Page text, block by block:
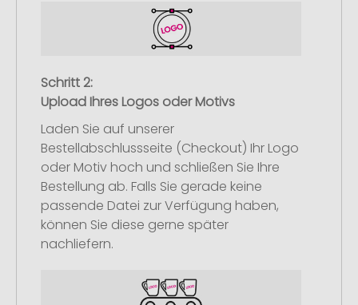
Schritt 2:
Upload Ihres Logos oder Motivs
Laden Sie auf unserer
Bestellabschlussseite (Checkout) Ihr Logo
oder Motiv hoch und schließen Sie Ihre
Bestellung ab. Falls Sie gerade keine
passende Datei zur Verfügung haben,
können Sie diese gerne später
nachliefern.